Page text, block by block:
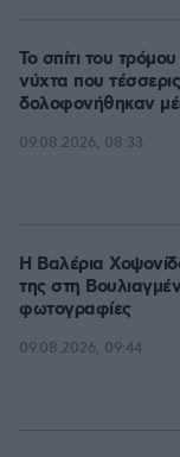
Το σπίτι του
νύχτα που
δολοφονήθηκαν
09.08.2026, 08:33
Η Βαλέρια
της στη
φωτογραφίες
09.08.2026, 09:44